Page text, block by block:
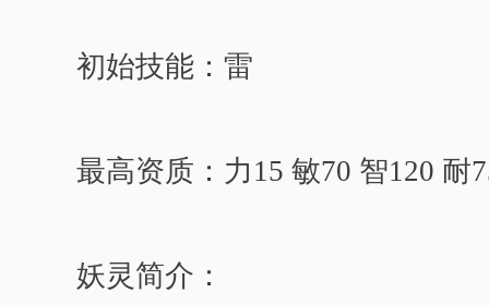
初始技能：雷
最高资质：力15 敏70 智120 耐
妖灵简介：